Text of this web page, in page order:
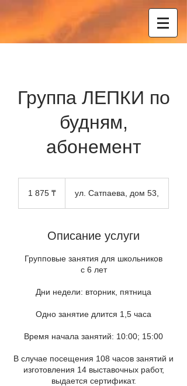
Группа ЛЕПКИ по
будням,
абонемент
тенге1 875 ₸ ул. Сатпаева, дом 53,
Описание услуги
Групповые занятия для школьников
с 6 лет
Дни недели: вторник, пятница
Одно занятие длится 1,5 часа
Время начала занятий: 10:00; 15:00
В случае посещения 108 часов занятий и
изготовления 14 выставочных работ,
выдается сертификат.